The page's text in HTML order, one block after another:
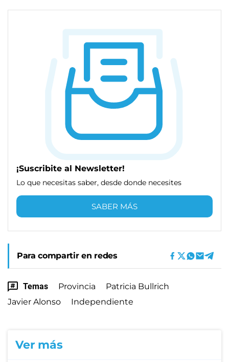
¡Suscribite al Newsletter!
Lo que necesitas saber, desde donde necesites
SABER MÁS
Para compartir en redes
Temas Provincia
Patricia Bullrich
Javier Alonso
Independiente
Ver más